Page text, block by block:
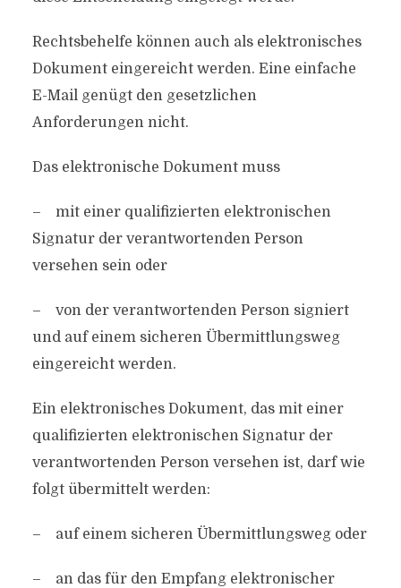
Rechtsbehelfe können auch als elektronisches
Dokument eingereicht werden. Eine einfache
E-Mail genügt den gesetzlichen
Anforderungen nicht.
Das elektronische Dokument muss
– mit einer qualifizierten elektronischen
Signatur der verantwortenden Person
versehen sein oder
– von der verantwortenden Person signiert
und auf einem sicheren Übermittlungsweg
eingereicht werden.
Ein elektronisches Dokument, das mit einer
qualifizierten elektronischen Signatur der
verantwortenden Person versehen ist, darf wie
folgt übermittelt werden:
– auf einem sicheren Übermittlungsweg oder
– an das für den Empfang elektronischer